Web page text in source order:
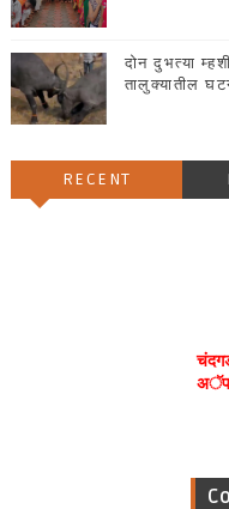
दोन दुभत्या
तालुक्यातील
RECENT
अॅप